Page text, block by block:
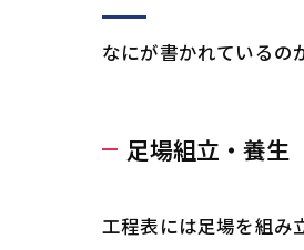
なにが書かれているの
足場組立・養生
工程表には足場を組み